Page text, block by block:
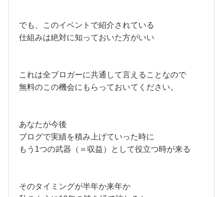
でも、このイベントで紹介されている
仕組みは絶対に知っておいた方がいい
これは全ブロガーに共通して言えることなので
無料のこの機会にもらっておいてください。
あなたが今後
ブログで実績を積み上げていった時に
もう1つの武器（＝収益）として役立つ時が来る
そのタイミングが半年か来年か